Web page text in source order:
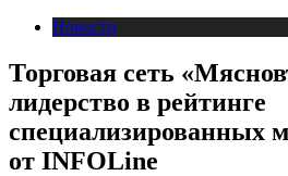
Новости
Торговая сеть
лидерство в рейтинге
специализированных
от INFOLine